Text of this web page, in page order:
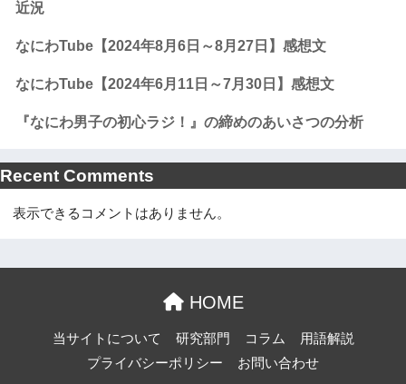
近況
なにわTube【2024年8月6日～8月27日】感想文
なにわTube【2024年6月11日～7月30日】感想文
『なにわ男子の初心ラジ！』の締めのあいさつの分析
Recent Comments
表示できるコメントはありません。
HOME
当サイトについて 研究部門 コラム
用語解説
プライバシーポリシー
お問い合わせ